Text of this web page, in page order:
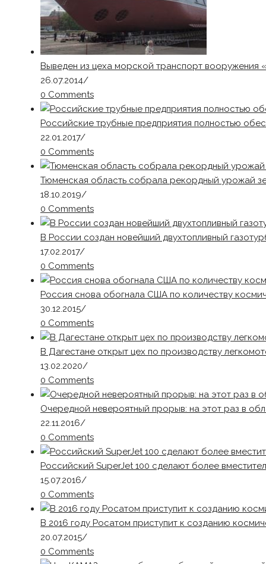
Выведен из цеха морской транспорт вооружения
26.07.2014/
0 Comments
Российские трубные предприятия полностью
22.01.2017/
0 Comments
Тюменская область собрала рекордный урожай
18.10.2019/
0 Comments
В России создан новейший двухтопливный
17.02.2017/
0 Comments
Россия снова обогнала США по количеству
30.12.2015/
0 Comments
В Дагестане открыт цех по производству
13.02.2020/
0 Comments
Очередной невероятный прорыв: на этот раз в
22.11.2016/
0 Comments
Российский SuperJet 100 сделают более
15.07.2016/
0 Comments
В 2016 году Росатом приступит к созданию
20.07.2015/
0 Comments